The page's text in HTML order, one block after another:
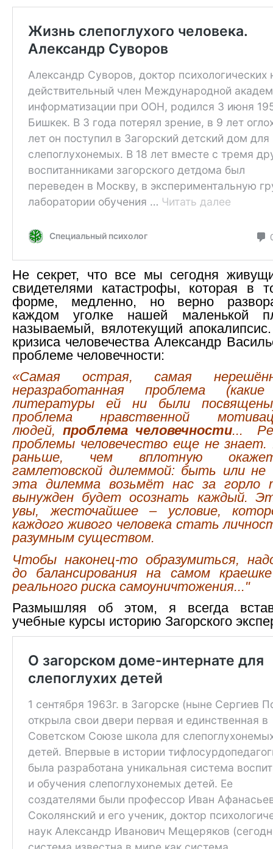
Не секрет, что все мы сегодня
свидетелями катастрофы, которая в
форме, медленно, но верно
каждом уголке нашей маленькой
называемый, вялотекущий
кризиса человечества Александр
проблеме человечности:
«Самая острая, самая
неразработанная проблема
литературы ей ни были
проблема нравственной
людей, проблема человечности...
проблемы человечество еще не
раньше, чем вплотную
гамлетовской дилеммой: быть или не
эта дилемма возьмёт нас за горло
вынужден будет осознать каждый.
увы, жесточайшее – условие,
каждого живого человека стать
разумным существом.
Чтобы наконец-то образумиться,
до балансирования на самом
реального риска самоуничтожения..."
Размышляя об этом, я всегда
учебные курсы историю Загорского